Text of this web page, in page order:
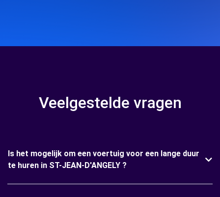
Veelgestelde vragen
Is het mogelijk om een voertuig voor een lange duur
te huren in ST-JEAN-D'ANGELY ?